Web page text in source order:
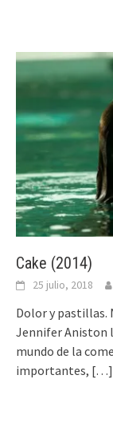
Cake (2014)
25 julio, 2018
Dolor y pastillas.
Jennifer Aniston
mundo de la
importantes, […]